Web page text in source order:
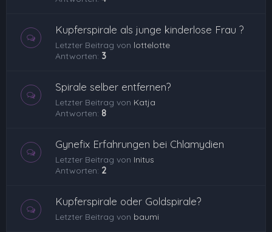
Kupferspirale als junge kinderlose Frau ?
Letzter Beitrag von lottelotte
Antworten: 3
Spirale selber entfernen?
Letzter Beitrag von Katja
Antworten: 8
Gynefix Erfahrungen bei Chlamydien
Letzter Beitrag von Initus
Antworten: 2
Kupferspirale oder Goldspirale?
Letzter Beitrag von baumi